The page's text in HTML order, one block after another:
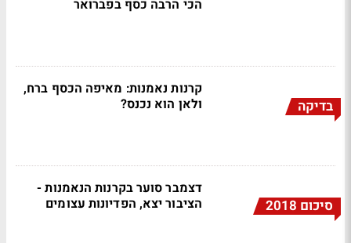
הכי הרבה כסף בפברואר
בדיקה
קרנות נאמנות: מאיפה הכסף ברח,
ולאן הוא נכנס?
סיכום 2018
דצמבר סוער בקרנות הנאמנות -
הציבור יצא, הפדיונות עצומים